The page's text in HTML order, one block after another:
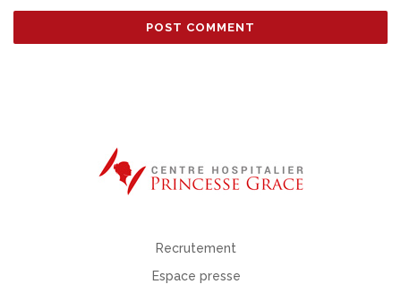
Recrutement
Espace presse